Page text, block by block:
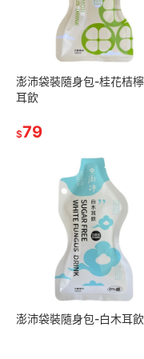
澎沛袋裝隨身包-桂花桔
耳飲
$79
澎沛袋裝隨身包-白木耳飲